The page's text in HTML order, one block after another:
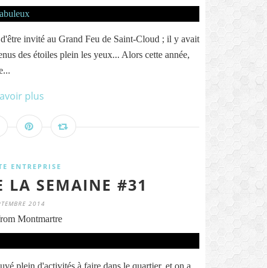
invité au Grand Feu de Saint-Cloud ; il y avait
des étoiles plein les yeux... Alors cette année,
plus
ENTREPRISE
LA SEMAINE #31
2014
Montmartre
plein d'activités à faire dans le quartier, et on a